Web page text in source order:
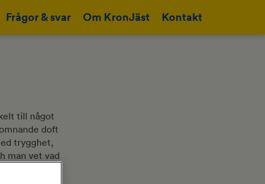
Frågor & svar Om KronJäst Kontakt
till något
doft
trygghet,
man vet vad